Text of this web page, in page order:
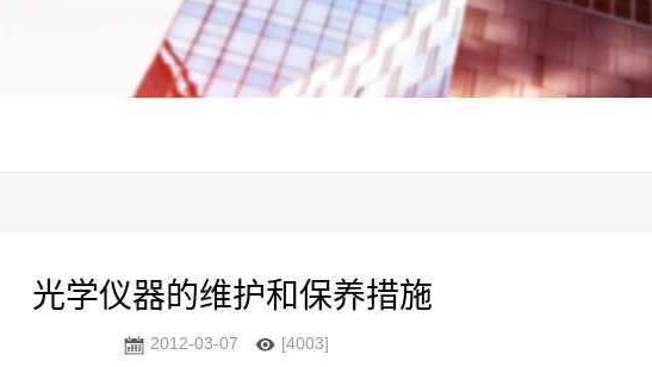
光学仪器的维护和保养措施
2012-03-07 [4003]